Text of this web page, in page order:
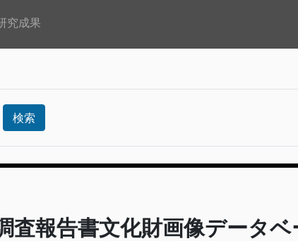
究成果
検索
査報告書文化財画像データベ